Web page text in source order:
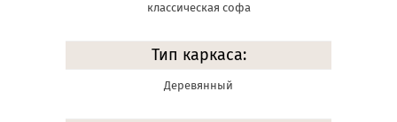
классическая софа
Тип каркаса:
Деревянный